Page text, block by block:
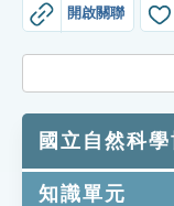
開啟關聯
國立自然科
知識單元